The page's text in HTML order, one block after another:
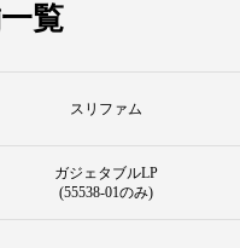
覧
スリファム
ガジェタブルLP
(55538-01のみ)